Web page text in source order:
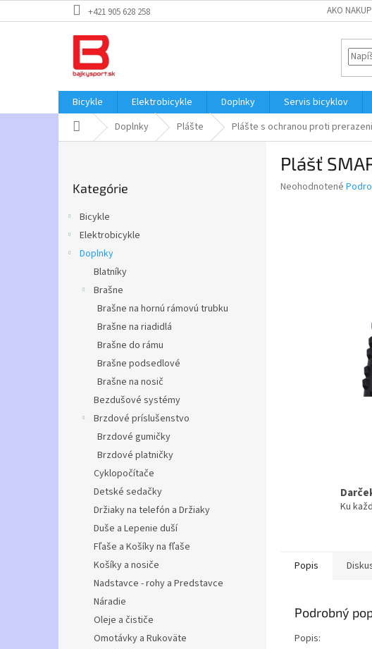
na
+421 905 628 258 AKO
Bicykle Elektrobicykle Doplnky Servis bicyklov
DomovDoplnky Plášte Plášte s ochranou proti
kategórie
Kategórie
Bicykle
Elektrobicykle
Doplnky
Blatníky
Brašne
Brašne na hornú rámovú trubku
Brašne na riadidlá
Brašne do rámu
Brašne podsedlové
Brašne na nosič
Bezdušové systémy
Brzdové príslušenstvo
Brzdové gumičky
Brzdové platničky
Cyklopočítače
Detské sedačky
Držiaky na telefón a Držiaky
Duše a Lepenie duší
Fľaše a Košíky na fľaše
Košíky a nosiče
Nadstavce - rohy a Predstavce
Náradie
Oleje a čističe
Omotávky a Rukoväte
Plášť
Priemerné
Neohodnotené
Ku
Popis
Podrobný
Popis: